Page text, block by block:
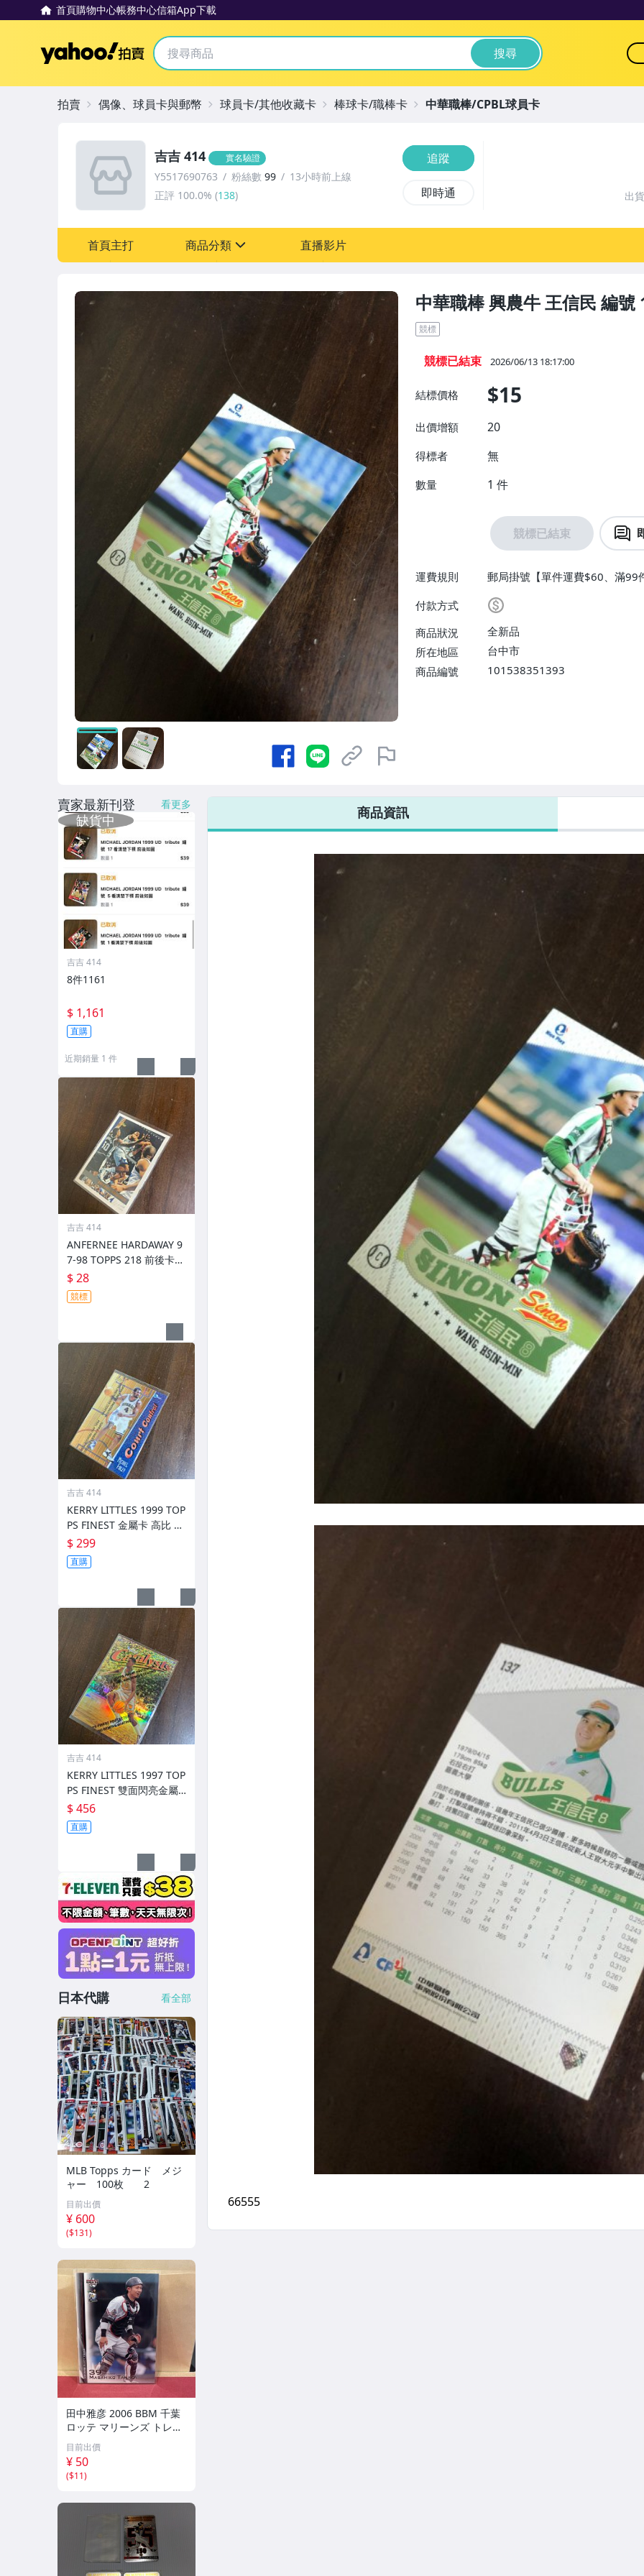
首頁購物中心帳務中心信箱App下載
Yahoo拍賣 搜尋
中華職棒 興農牛 王信民 編號
競標
競標已結束 2026/06/13 18:17:00
結標價格 $15
出價增額 20
得標者 無
數量 1 件
競標已結束
運費規則
郵局掛號【單件運費$60、滿99
付款方式
商品狀況
全新品
所在地區
台中市
商品編號
101538351393
吉吉 414 實名驗證
Y5517690763 粉絲數 99
13小時前上線
正評 100.0% (138)
追蹤
即時通 出
首頁主打 商品分類 直播影片
拍賣 偶像、球員卡與郵幣 球員卡/其他收藏卡 棒球卡/職棒卡 中華職棒/CPBL球員卡
商品資訊
賣家最新刊登 看更多
吉吉 414
8件1161
$ 1,161
直購
近期銷量 1 件
吉吉 414
ANFERNEE HARDAWAY 9
7-98 TOPPS 218 前後卡況
如圖
$ 28
競標
吉吉 414
KERRY LITTLES 1999 TOP
PS FINEST 金屬卡 高比 限
010/750 前後如圖
$ 299
直購
吉吉 414
KERRY LITTLES 1997 TOP
PS FINEST 雙面閃亮金屬
卡高比 REF 限135/289 前
後如圖
$ 456
直購
日本代購 看全部
MLB Topps カード メジ
ャー 100枚 2
目前出價
¥ 600
($131)
田中雅彦 2006 BBM 千葉
ロッテ マリーンズ トレカ
プロ野球 カード M37 スポ
ーツ アスリート トレーデ
ィングカード NPB
目前出價
¥ 50
($11)